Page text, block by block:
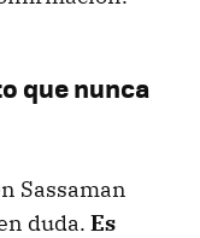
que nunca
Sassaman
duda. Es